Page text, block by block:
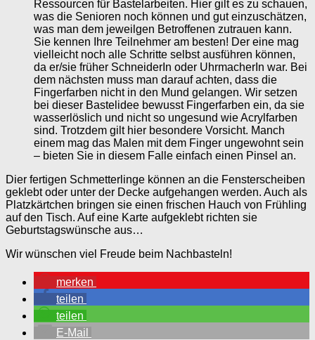
Ressourcen für Bastelarbeiten. Hier gilt es zu schauen,
was die Senioren noch können und gut einzuschätzen,
was man dem jeweilgen Betroffenen zutrauen kann.
Sie kennen Ihre Teilnehmer am besten! Der eine mag
vielleicht noch alle Schritte selbst ausführen können,
da er/sie früher SchneiderIn oder UhrmacherIn war. Bei
dem nächsten muss man darauf achten, dass die
Fingerfarben nicht in den Mund gelangen. Wir setzen
bei dieser Bastelidee bewusst Fingerfarben ein, da sie
wasserlöslich und nicht so ungesund wie Acrylfarben
sind. Trotzdem gilt hier besondere Vorsicht. Manch
einem mag das Malen mit dem Finger ungewohnt sein
– bieten Sie in diesem Falle einfach einen Pinsel an.
Dier fertigen Schmetterlinge können an die Fensterscheiben
geklebt oder unter der Decke aufgehangen werden. Auch als
Platzkärtchen bringen sie einen frischen Hauch von Frühling
auf den Tisch. Auf eine Karte aufgeklebt richten sie
Geburtstagswünsche aus…
Wir wünschen viel Freude beim Nachbasteln!
merken
teilen
teilen
E-Mail